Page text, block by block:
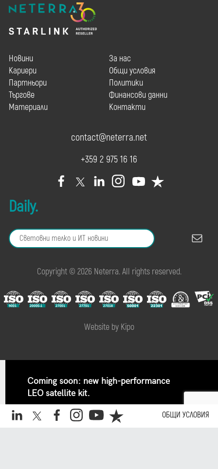
ОБЩИ УСЛОВИЯ
Новини
Кариери
Партньори
Търгове
Материали
За нас
Общи условия
Политики
Финансови данни
Контакти
contact@neterra.net
+359 2 975 16 16
Daily.
Copyright © 2026 Neterra. All rights reserved.
Website by Kipo
Coming soon: new high-performance
LEO satellite kit.
Pre-book your kit and stay ahead.